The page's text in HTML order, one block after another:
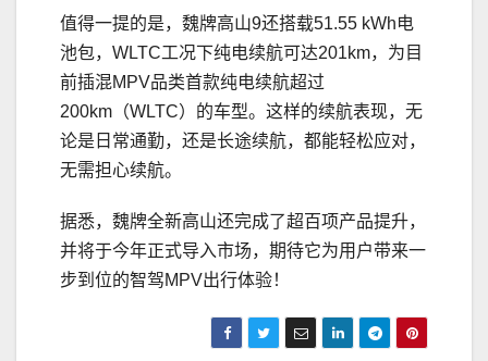
值得一提的是，魏牌高山9还搭载51.55 kWh电
池包，WLTC工况下纯电续航可达201km，为目
前插混MPV品类首款纯电续航超过
200km（WLTC）的车型。这样的续航表现，无
论是日常通勤，还是长途续航，都能轻松应对，
无需担心续航。
据悉，魏牌全新高山还完成了超百项产品提升，
并将于今年正式导入市场，期待它为用户带来一
步到位的智驾MPV出行体验！